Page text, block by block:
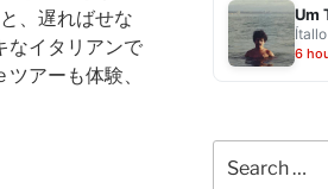
、遅ればせな
なイタリアンで
アーも体験、
Um
Ítallo
6
for: